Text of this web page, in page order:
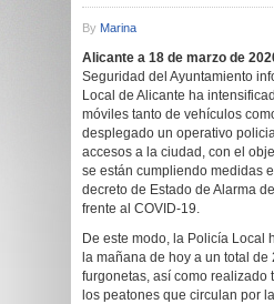
By Marina
Alicante a 18 de marzo de
Seguridad del Ayuntamiento
Local de Alicante ha
móviles tanto de vehículos
desplegado un operativo
accesos a la ciudad, con el
se están cumpliendo medidas
decreto de Estado de Alarma
frente al COVID-19.
De este modo, la Policía Local
la mañana de hoy a un total
furgonetas, así como realizado
los peatones que circulan por